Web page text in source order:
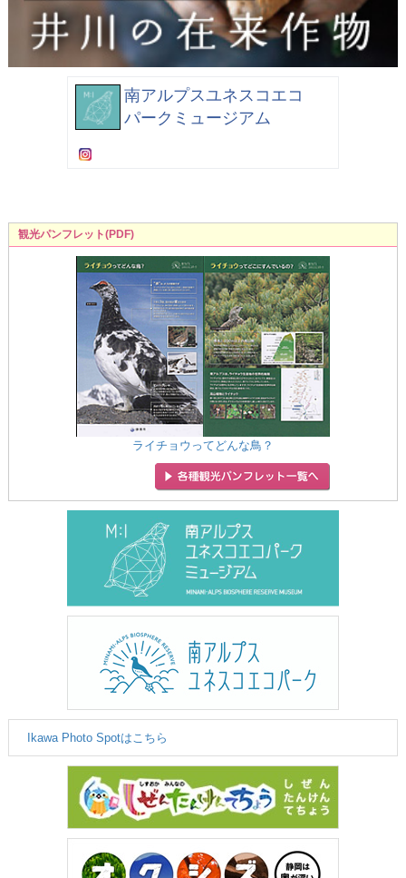
南アルプスユネスコエコ
パークミュージアム
観光パンフレット(PDF)
ライチョウってどんな鳥？
Ikawa Photo Spotはこちら